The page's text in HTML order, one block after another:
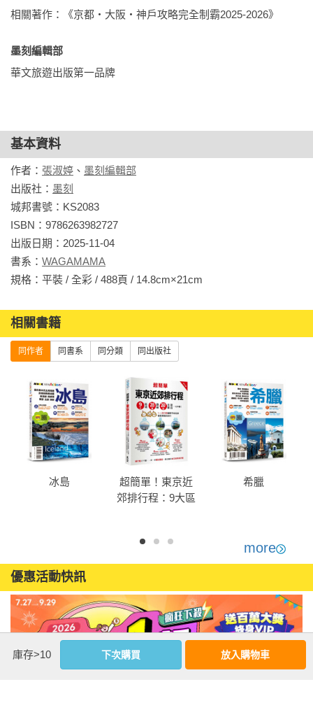
相關著作：《京都・大阪・神戶攻略完全制霸2025-2026》
墨刻編輯部
華文旅遊出版第一品牌
基本資料
作者： 張淑婷 、 墨刻編輯部
出版社： 墨刻
城邦書號：KS2083
ISBN：9786263982727
出版日期：2025-11-04
書系： WAGAMAMA
規格：平裝 / 全彩 / 488頁 / 14.8cm×21cm
相關書籍
同作者 同書系 同分類 同出版社
冰島
超簡單！東京近
郊排行程：9大區
次串聯！1～2日
行程讓新手或玩
行
希臘
more
優惠活動快訊
庫存>10 下次購買 放入購物車